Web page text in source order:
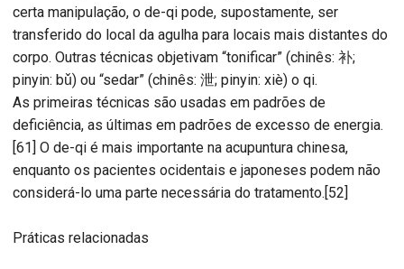
certa manipulação, o de-qi pode, supostamente, ser
transferido do local da agulha para locais mais distantes do
corpo. Outras técnicas objetivam “tonificar” (chinês: 补;
pinyin: bǔ) ou “sedar” (chinês: 泄; pinyin: xiè) o qi.
As primeiras técnicas são usadas em padrões de
deficiência, as últimas em padrões de excesso de energia.
[61] O de-qi é mais importante na acupuntura chinesa,
enquanto os pacientes ocidentais e japoneses podem não
considerá-lo uma parte necessária do tratamento.[52]
Práticas relacionadas